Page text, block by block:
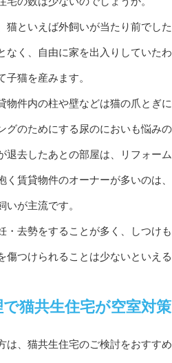
猫といえば外飼いが当たり前でした
なく、自由に家を出入りしていたわ
子猫を産みます。
物件内の柱や壁などは猫の爪とぎ
グのためにする尿のにおいも悩みの
退去したあとの部屋は、リフォー
く賃貸物件のオーナーが多いのは
いが主流です。
・去勢をすることが多く、しつけ
傷つけられることは少ないといえる
猫共生住宅が空室対
は、猫共生住宅のご検討をおすすめ